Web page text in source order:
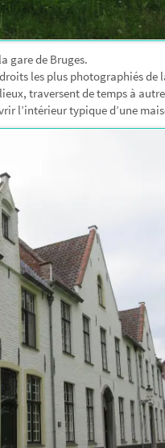
gare de Bruges.
les plus photographiés
traversent de temps à
l’intérieur typique d’une